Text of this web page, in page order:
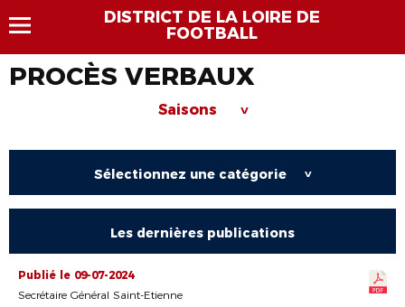
DISTRICT DE LA LOIRE DE
FOOTBALL
PROCÈS VERBAUX
Saisons >
Sélectionnez une catégorie >
Les dernières publications
Publié le 09-07-2024
Secrétaire Général Saint-Etienne